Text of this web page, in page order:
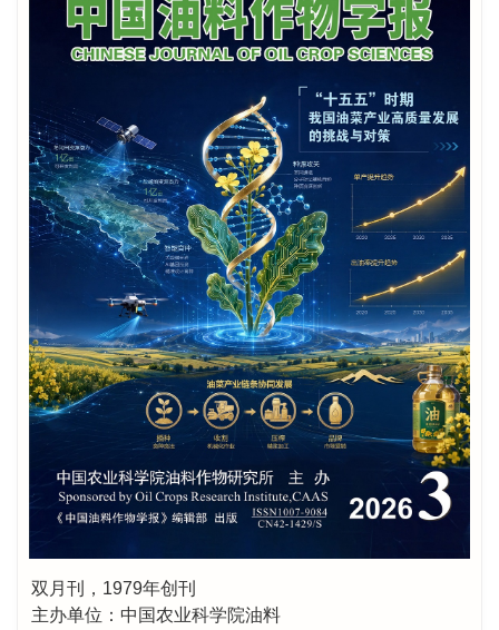
双月刊，1979年创刊
主办单位：中国农业科学院油料